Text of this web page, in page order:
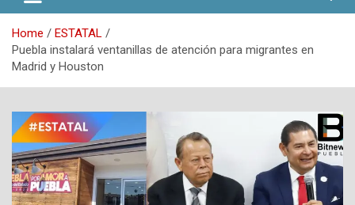
Home
ESTATAL
Puebla instalará ventanillas de atención para migrantes en
Madrid y Houston